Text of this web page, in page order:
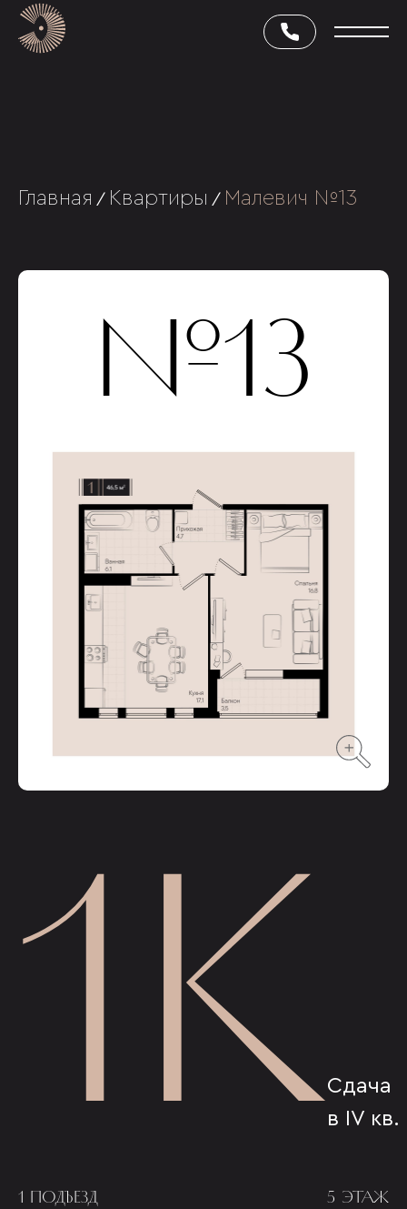
Главная / Квартиры / Малевич №13
1КСдача
в IV кв.
1 ПОДЪЕЗД 5 ЭТАЖ
№13